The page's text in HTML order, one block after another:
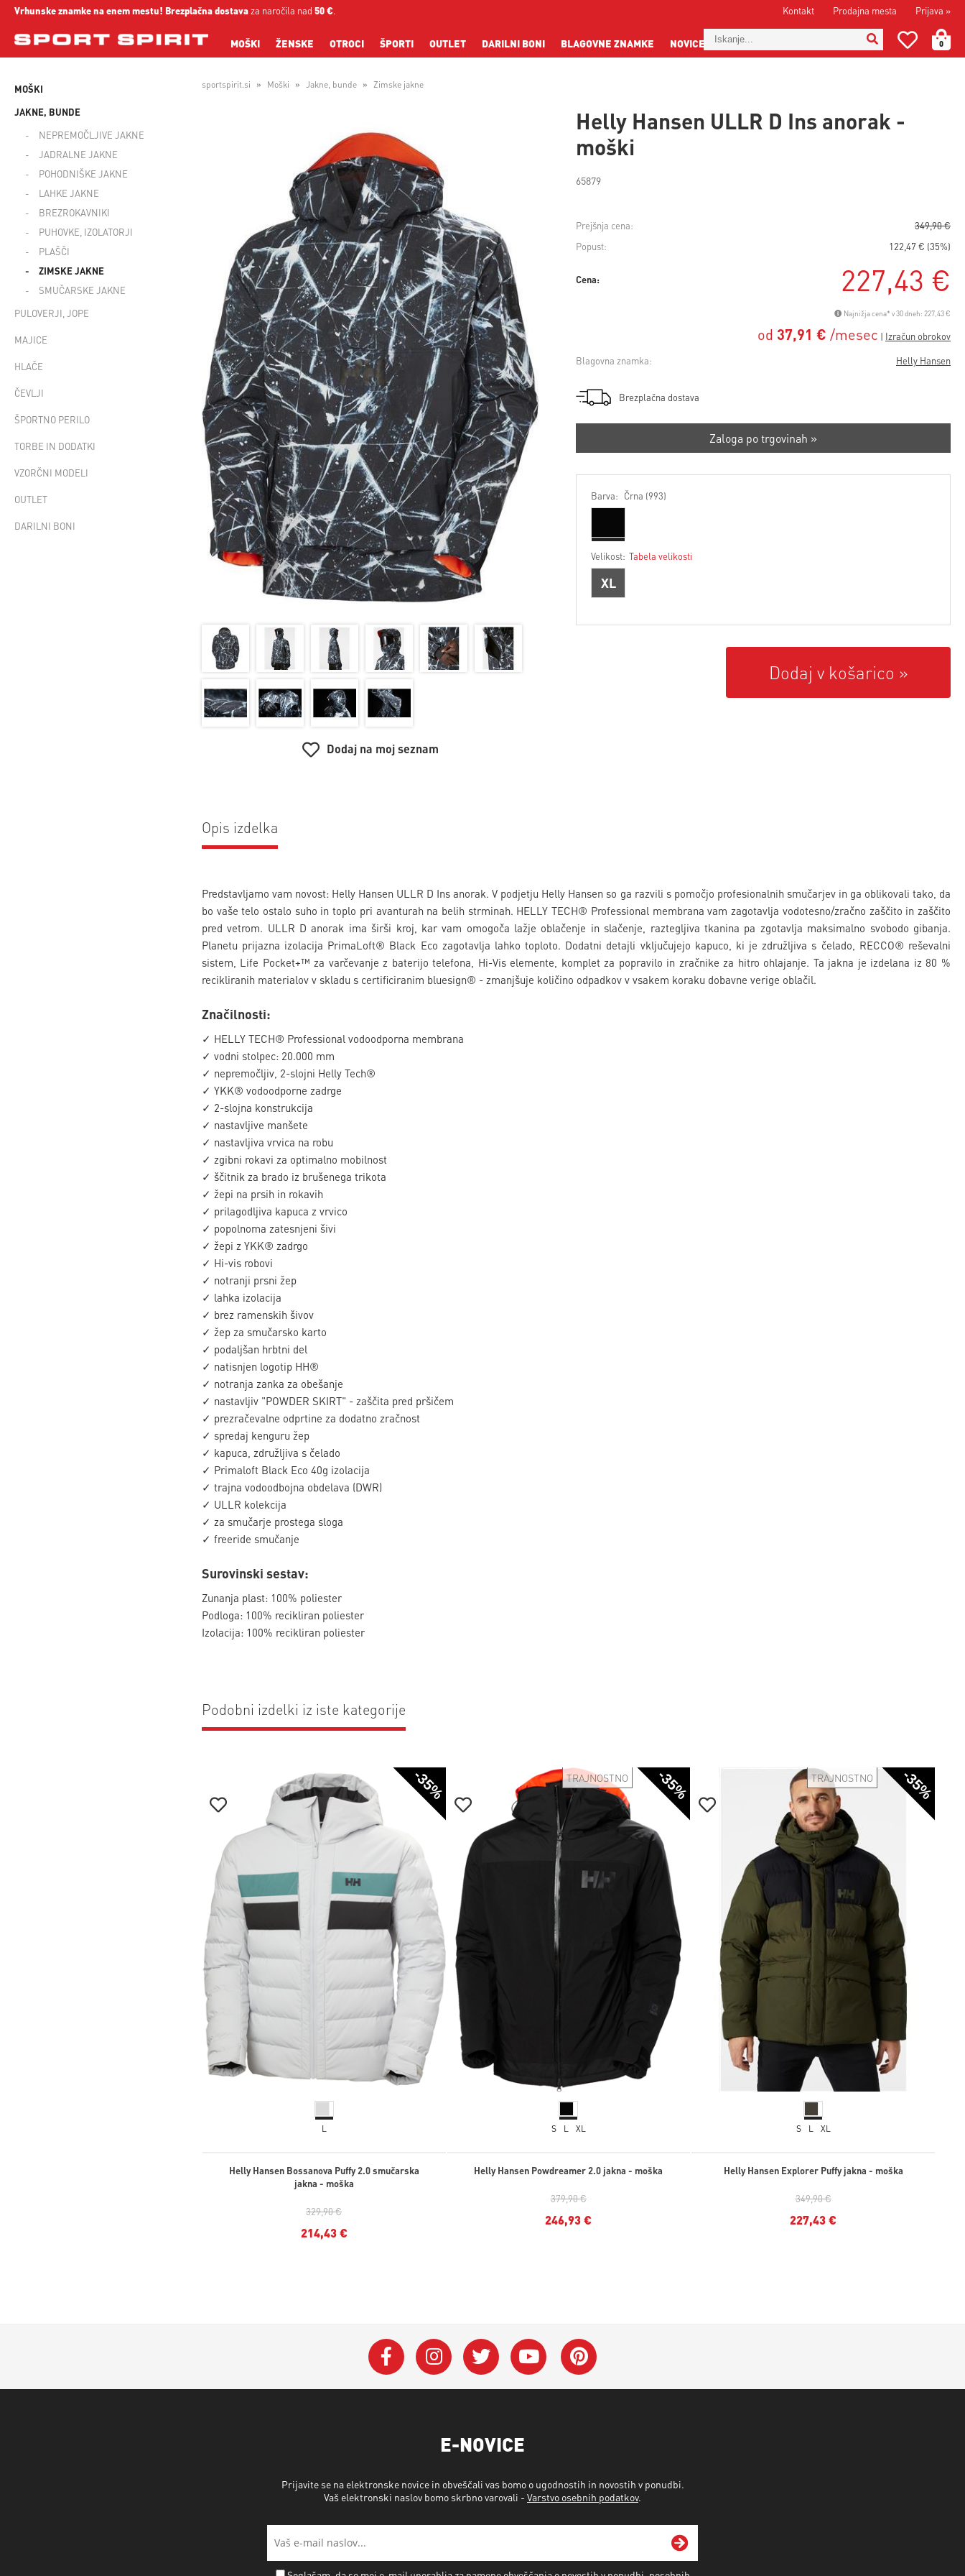
Prijava »
Kontakt Prodajna mesta
Vrhunske znamke na enem mestu! Brezplačna dostavaza naročila nad 50 €.
0
MOŠKI ŽENSKE OTROCI ŠPORTI OUTLET DARILNI BONI BLAGOVNE ZNAMKE NOVICE
MOŠKI
JAKNE, BUNDE
NEPREMOČLJIVE JAKNE
JADRALNE JAKNE
POHODNIŠKE JAKNE
LAHKE JAKNE
BREZROKAVNIKI
PUHOVKE, IZOLATORJI
PLAŠČI
ZIMSKE JAKNE
SMUČARSKE JAKNE
PULOVERJI, JOPE
MAJICE
HLAČE
ČEVLJI
ŠPORTNO PERILO
TORBE IN DODATKI
VZORČNI MODELI
OUTLET
DARILNI BONI
sportspirit.si Moški Jakne, bunde Zimske jakne
Helly Hansen ULLR D Ins anorak -
moški
65879
Dodaj na moj seznam
Prejšnja cena:
349,90 €
Popust:
122,47 € (35%)
Cena: 227,43 €
Najnižja cena* v 30 dneh: 227,43 €
od 37,91 € /mesec
Blagovna znamka: Helly Hansen
Brezplačna dostava
Zaloga po trgovinah »
Barva: Črna (993)
Velikost: Tabela velikosti
XL
Dodaj v košarico
Opis izdelka
Predstavljamo vam novost: Helly Hansen ULLR D Ins anorak. V podjetju Helly Hansen so ga razvili s pomočjo profesionalnih smučarjev in ga oblikovali tako, da
bo vaše telo ostalo suho in toplo pri avanturah na belih strminah. HELLY TECH® Professional membrana vam zagotavlja vodotesno/zračno zaščito in zaščito
pred vetrom. ULLR D anorak ima širši kroj, kar vam omogoča lažje oblačenje in slačenje, raztegljiva tkanina pa zgotavlja maksimalno svobodo gibanja.
Planetu prijazna izolacija PrimaLoft® Black Eco zagotavlja lahko toploto. Dodatni detajli vključujejo kapuco, ki je združljiva s čelado, RECCO® reševalni
sistem, Life Pocket+™ za varčevanje z baterijo telefona, Hi-Vis elemente, komplet za popravilo in zračnike za hitro ohlajanje. Ta jakna je izdelana iz 80 %
recikliranih materialov v skladu s certificiranim bluesign® - zmanjšuje količino odpadkov v vsakem koraku dobavne verige oblačil.
Značilnosti:
✓ HELLY TECH® Professional vodoodporna membrana
✓ vodni stolpec: 20.000 mm
✓ nepremočljiv, 2-slojni Helly Tech®
✓ YKK® vodoodporne zadrge
✓ 2-slojna konstrukcija
✓ nastavljive manšete
✓ nastavljiva vrvica na robu
✓ zgibni rokavi za optimalno mobilnost
✓ ščitnik za brado iz brušenega trikota
✓ žepi na prsih in rokavih
✓ prilagodljiva kapuca z vrvico
✓ popolnoma zatesnjeni šivi
✓ žepi z YKK® zadrgo
✓ Hi-vis robovi
✓ notranji prsni žep
✓ lahka izolacija
✓ brez ramenskih šivov
✓ žep za smučarsko karto
✓ podaljšan hrbtni del
✓ natisnjen logotip HH®
✓ notranja zanka za obešanje
✓ nastavljiv "POWDER SKIRT" - zaščita pred pršičem
✓ prezračevalne odprtine za dodatno zračnost
✓ spredaj kenguru žep
✓ kapuca, združljiva s čelado
✓ Primaloft Black Eco 40g izolacija
✓ trajna vodoodbojna obdelava (DWR)
✓ ULLR kolekcija
✓ za smučarje prostega sloga
✓ freeride smučanje
Surovinski sestav:
Zunanja plast: 100% poliester
Podloga: 100% recikliran poliester
Izolacija: 100% recikliran poliester
Podobni izdelki iz iste kategorije
-35%
L
Helly Hansen Bossanova Puffy 2.0 smučarska
jakna - moška
329,90 €
214,43 €
-35%
TRAJNOSTNO
S L XL
Helly Hansen Powdreamer 2.0 jakna - moška
379,90 €
246,93 €
-35%
TRAJNOSTNO
S L XL
Helly Hansen Explorer Puffy jakna - moška
349,90 €
227,43 €
E-NOVICE
Prijavite se na elektronske novice in obveščali vas bomo o ugodnostih in novostih v ponudbi.
Vaš elektronski naslov bomo skrbno varovali - Varstvo osebnih podatkov.